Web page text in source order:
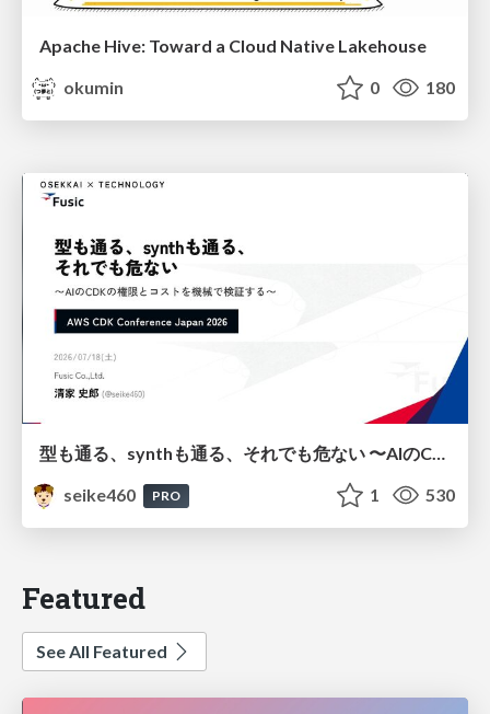
Apache Hive: Toward a Cloud Native Lakehouse
okumin
0 180
型も通る、synthも通る、それでも危ない 〜AIのCDKの権限とコストを機械で検証する〜 / It Passes Type Checks, It Passes Synth Checks, but It’s Still Risky — Automatically Verifying Permissions and Costs in AI’s CDK —
seike460
PRO 1 530
Featured
See All Featured